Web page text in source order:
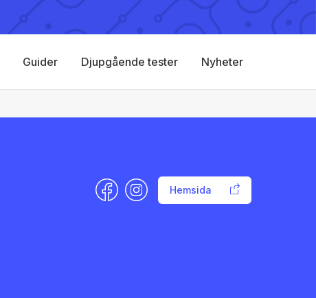
Guider Djupgående tester Nyheter
Hemsida